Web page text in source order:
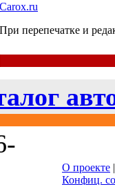
Carox.ru
При перепечатке и
О проекте
Конфиц.